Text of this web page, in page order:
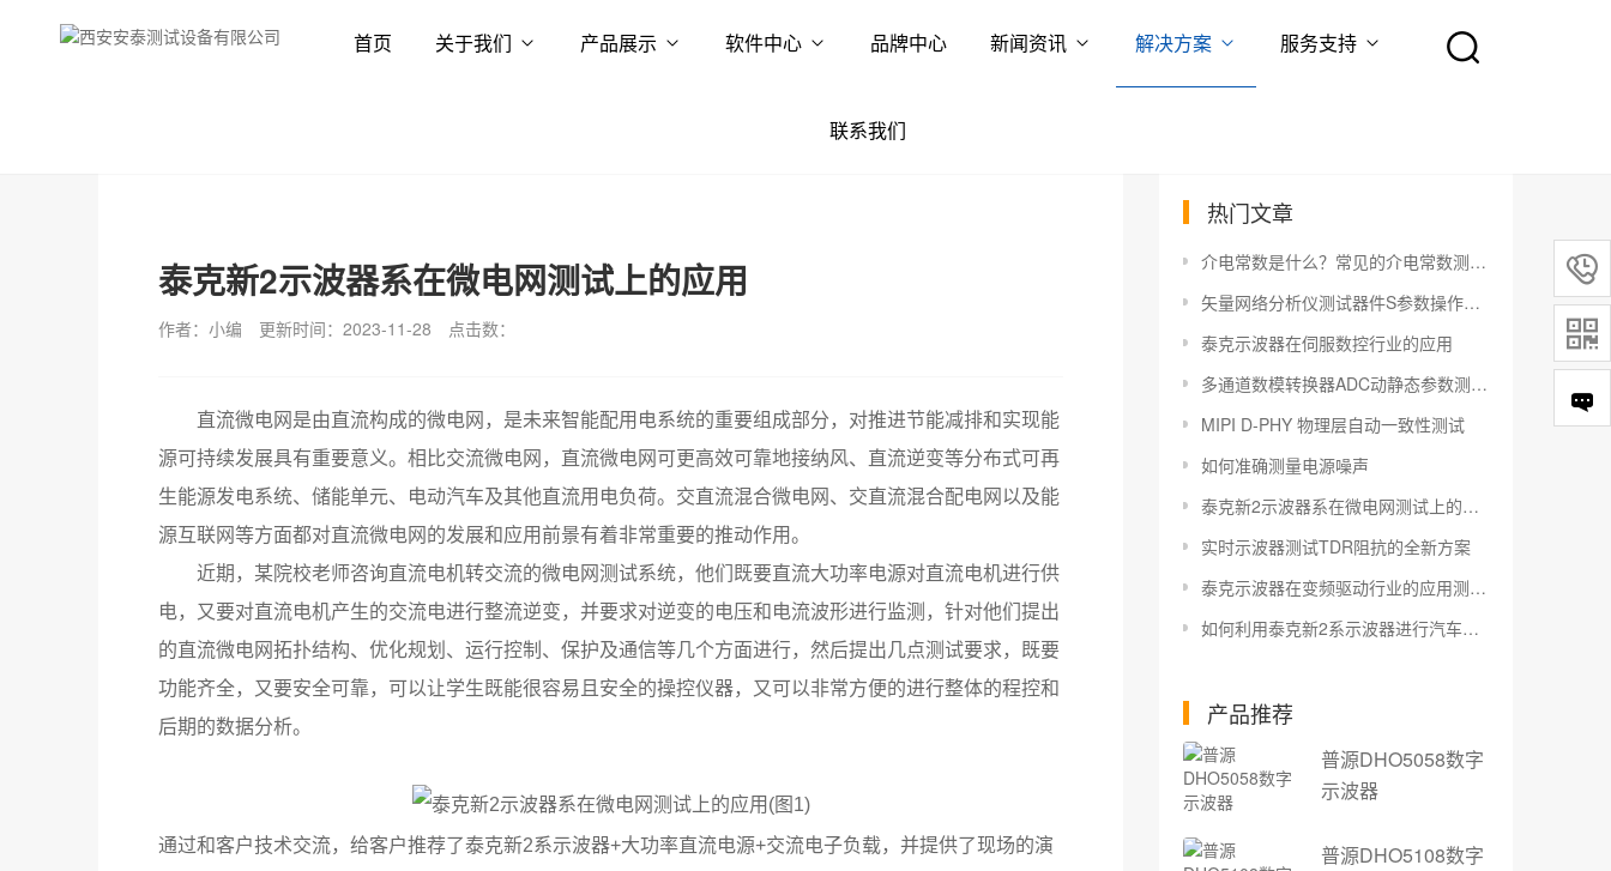
首页 关于我们 产品展示 软件中心 品牌中心 新闻资讯 解决方案 服务支持
联系我们
泰克新2示波器系在微电网测试上的应用
作者：小编 更新时间：2023-11-28 点击数：
直流微电网是由直流构成的微电网，是未来智能配用电系统的重要组成部分，对推进节能减排和实现能
源可持续发展具有重要意义。相比交流微电网，直流微电网可更高效可靠地接纳风、直流逆变等分布式可再
生能源发电系统、储能单元、电动汽车及其他直流用电负荷。交直流混合微电网、交直流混合配电网以及能
源互联网等方面都对直流微电网的发展和应用前景有着非常重要的推动作用。
近期，某院校老师咨询直流电机转交流的微电网测试系统，他们既要直流大功率电源对直流电机进行供
电，又要对直流电机产生的交流电进行整流逆变，并要求对逆变的电压和电流波形进行监测，针对他们提出
的直流微电网拓扑结构、优化规划、运行控制、保护及通信等几个方面进行，然后提出几点测试要求，既要
功能齐全，又要安全可靠，可以让学生既能很容易且安全的操控仪器，又可以非常方便的进行整体的程控和
后期的数据分析。
通过和客户技术交流，给客户推荐了泰克新2系示波器+大功率直流电源+交流电子负载，并提供了现场的演
热门文章
介电常数是什么？常见的介电常数测量方法有哪些？
矢量网络分析仪测试器件S参数操作指南
泰克示波器在伺服数控行业的应用
​多通道数模转换器ADC动静态参数测试解决方案
MIPI D-PHY 物理层自动一致性测试
如何准确测量电源噪声
泰克新2示波器系在微电网测试上的应用
实时示波器测试TDR阻抗的全新方案
泰克示波器在变频驱动行业的应用测试方案
如何利用泰克新2系示波器进行汽车总线触发解码分析？
产品推荐
普源DHO5058数字
示波器
普源DHO5108数字

